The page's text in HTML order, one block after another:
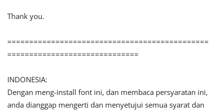
Thank you.
==============================================
==============================
INDONESIA:
Dengan meng-install font ini, dan membaca persyaratan ini,
anda dianggap mengerti dan menyetujui semua syarat dan